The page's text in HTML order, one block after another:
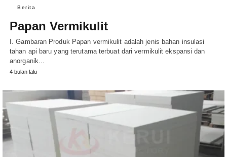
Berita
Papan Vermikulit
I. Gambaran Produk Papan vermikulit adalah jenis bahan insulasi
tahan api baru yang terutama terbuat dari vermikulit ekspansi dan
anorganik...
4 bulan lalu